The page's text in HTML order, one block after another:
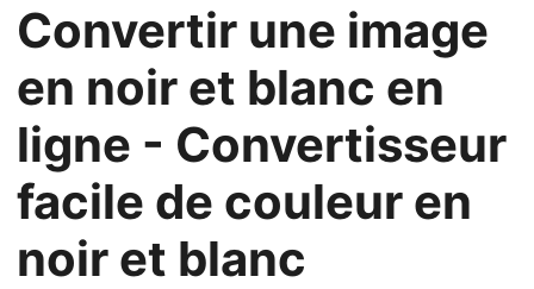
l
a
n
a
i
g
a
Convertir une image
en noir et blanc en
ligne - Convertisseur
facile de couleur en
noir et blanc